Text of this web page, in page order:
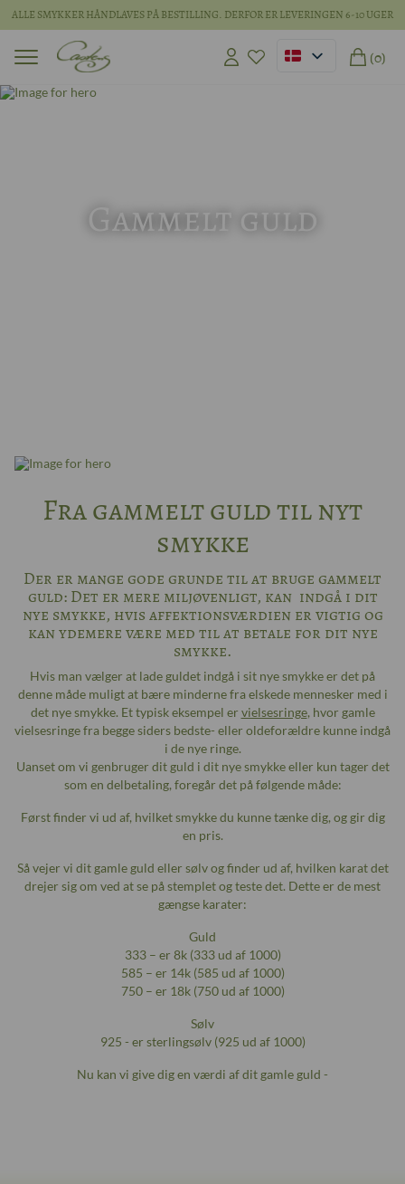
ALLE SMYKKER HÅNDLAVES PÅ BESTILLING. DERFOR ER LEVERINGEN 6-10 UGER
(0)
Gammelt guld
Fra gammelt guld til nyt
smykke
Der er mange gode grunde til at bruge gammelt
guld: Det er mere miljøvenligt, kan indgå i dit
nye smykke, hvis affektionsværdien er vigtig og
kan ydemere være med til at betale for dit nye
smykke.
Hvis man vælger at lade guldet indgå i sit nye smykke er det på
denne måde muligt at bære minderne fra elskede mennesker med i
det nye smykke. Et typisk eksempel er vielsesringe, hvor gamle
vielsesringe fra begge siders bedste- eller oldeforældre kunne indgå
i de nye ringe.
Uanset om vi genbruger dit guld i dit nye smykke eller kun tager det
som en delbetaling, foregår det på følgende måde:
Først finder vi ud af, hvilket smykke du kunne tænke dig, og gir dig
en pris.
Så vejer vi dit gamle guld eller sølv og finder ud af, hvilken karat det
drejer sig om ved at se på stemplet og teste det. Dette er de mest
gængse karater:
Guld
333 – er 8k (333 ud af 1000)
585 – er 14k (585 ud af 1000)
750 – er 18k (750 ud af 1000)
Sølv
925 - er sterlingsølv (925 ud af 1000)
Nu kan vi give dig en værdi af dit gamle guld -